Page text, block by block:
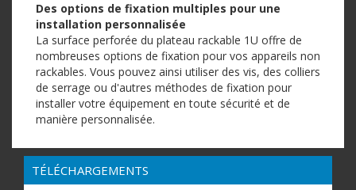
Des options de fixation multiples pour une
installation personnalisée
La surface perforée du plateau rackable 1U offre de
nombreuses options de fixation pour vos appareils non
rackables. Vous pouvez ainsi utiliser des vis, des colliers
de serrage ou d'autres méthodes de fixation pour
installer votre équipement en toute sécurité et de
manière personnalisée.
TÉLÉCHARGEMENTS